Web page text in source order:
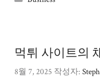
먹튀 사이트의
8월 7, 2025 작성자: